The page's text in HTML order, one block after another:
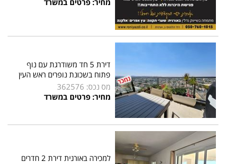
דירת 5 חד משודרגת עם נוף
פתוח בשכונת נופרים ראש העין
מס נכס: 362576
מחיר: פרטים במשרד
למכירה באורנית דירת 2 חדרים